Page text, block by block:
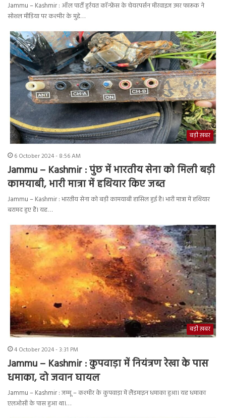
Jammu – Kashmir : ऑल पार्टी हुर्रयत कॉन्फ्रेंस के चेयरपर्सन मीरवाइज उमर फारूक ने
सोशल मीडिया पर कश्मीर के मुद्दे…
बड़ी ख़बर
6 October 2024 - 8:56 AM
Jammu – Kashmir : पुंछ में भारतीय सेना को मिली बड़ी
कामयाबी, भारी मात्रा में हथियार किए जब्त
Jammu – Kashmir : भारतीय सेना को बड़ी कामयाबी हासिल हुई है। भारी मात्रा में हथियार
बरामद हुए हैं। यह…
बड़ी ख़बर
4 October 2024 - 3:31 PM
Jammu – Kashmir : कुपवाड़ा में नियंत्रण रेखा के पास
धमाका, दो जवान घायल
Jammu – Kashmir : जम्मू – कश्मीर के कुपवाड़ा में लैंडमाइन धमाका हुआ। यह धमाका
एलओसी के पास हुआ था।…